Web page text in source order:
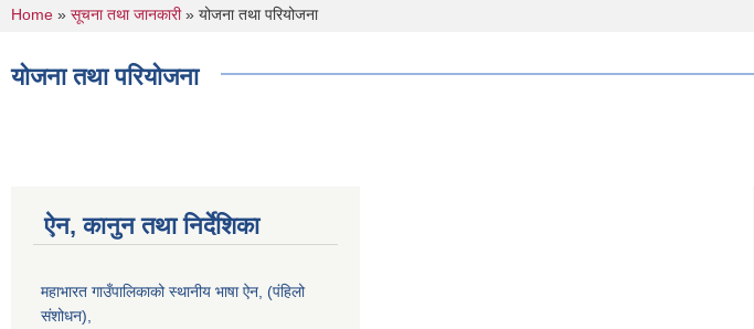
You are here
Home » सूचना तथा जानकारी» योजना तथा परियोजना
योजना तथा परियोजना
ऐन, कानुन तथा निर्देशिका
महाभारत गाउँपालिकाको स्थानीय भाषा ऐन, (पंहिलो
संशोधन),